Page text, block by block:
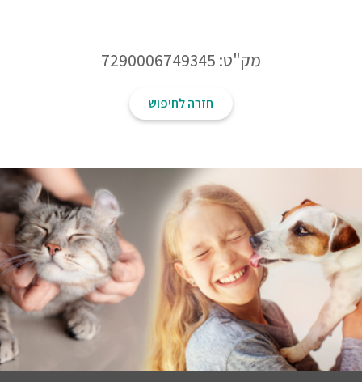
מק"ט: 7290006749345
חזרה לחיפוש